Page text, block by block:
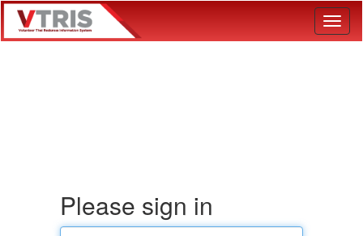
Please sign in